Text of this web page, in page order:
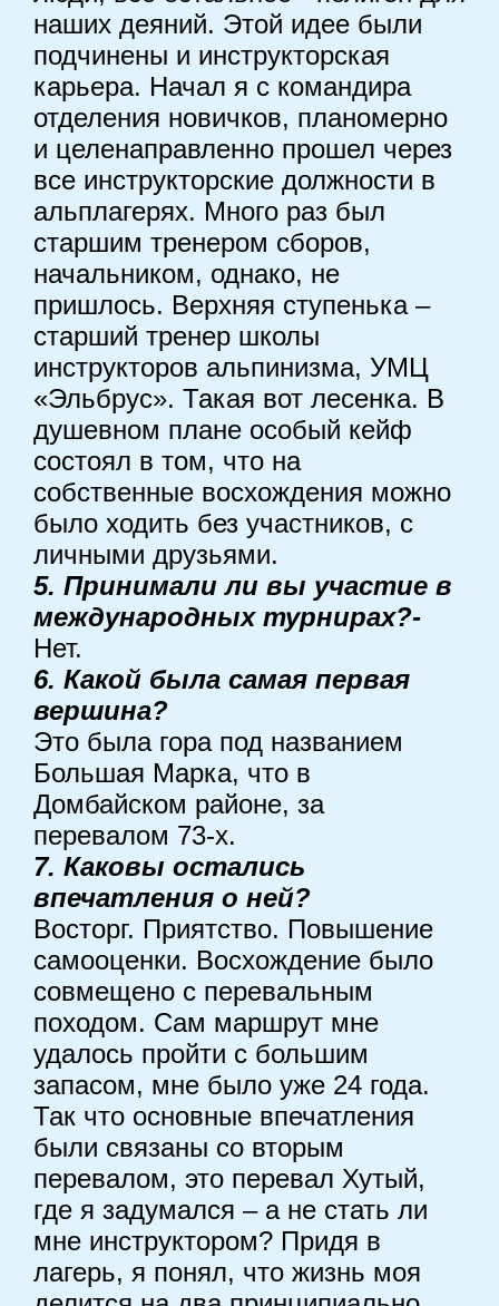
наших деяний. Этой идее были
подчинены и инструкторская
карьера. Начал я с командира
отделения новичков, планомерно
и целенаправленно прошел через
все инструкторские должности в
альплагерях. Много раз был
старшим тренером сборов,
начальником, однако, не
пришлось. Верхняя ступенька –
старший тренер школы
инструкторов альпинизма, УМЦ
«Эльбрус». Такая вот лесенка. В
душевном плане особый кейф
состоял в том, что на
собственные восхождения можно
было ходить без участников, с
личными друзьями.
5. Принимали ли вы участие в
международных турнирах?-
Нет.
6. Какой была самая первая
вершина?
Это была гора под названием
Большая Марка, что в
Домбайском районе, за
перевалом 73-х.
7. Каковы остались
впечатления о ней?
Восторг. Приятство. Повышение
самооценки. Восхождение было
совмещено с перевальным
походом. Сам маршрут мне
удалось пройти с большим
запасом, мне было уже 24 года.
Так что основные впечатления
были связаны со вторым
перевалом, это перевал Хутый,
где я задумался – а не стать ли
мне инструктором? Придя в
лагерь, я понял, что жизнь моя